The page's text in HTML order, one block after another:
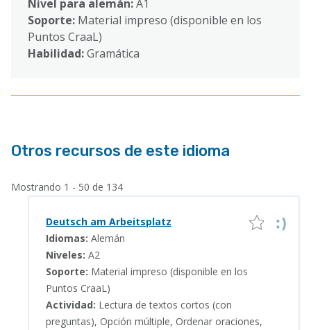
Nivel para alemán:A1
Soporte: Material impreso (disponible en los
Puntos CraaL)
Habilidad:Gramática
Otros recursos de este idioma
Mostrando 1 - 50 de 134
Deutsch am Arbeitsplatz
Idiomas: Alemán
Niveles: A2
Soporte: Material impreso (disponible en los
Puntos CraaL)
Actividad: Lectura de textos cortos (con
preguntas), Opción múltiple, Ordenar oraciones,